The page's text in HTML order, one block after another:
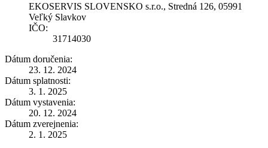
EKOSERVIS SLOVENSKO s.r.o., Stredná 126, 05991
Veľký Slavkov
IČO:
31714030
Dátum doručenia:
23. 12. 2024
Dátum splatnosti:
3. 1. 2025
Dátum vystavenia:
20. 12. 2024
Dátum zverejnenia:
2. 1. 2025